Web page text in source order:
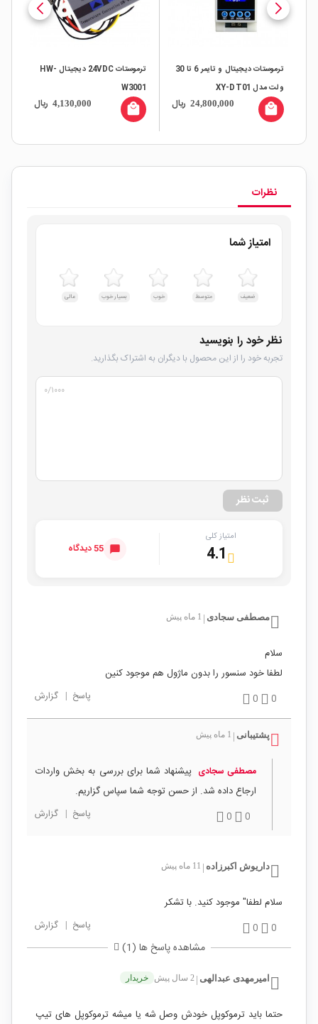
ترموستات دیجیتال و تایمر 6 تا 30
ولت مدل XY-DT01
24,800,000 ریال local_mall
ترموستات 24VDC دیجیتال HW-
W3001
4,130,000 ریال local_mall
نظرات
امتیاز شما
ضعیف متوسط خوب بسیار خوب عالی
نظر خود را بنویسید
تجربه خود را از این محصول با دیگران به اشتراک بگذارید.
۰/۱۰۰۰
ثبت نظر
امتیاز کلی
4.1 55 دیدگاه
مصطفی سجادی 1 ماه پیش
سلام
لطفا خود سنسور را بدون ماژول هم موجود کنین
0
0 پاسخ | گزارش
پشتیبانی 1 ماه پیش
مصطفی سجادی پیشنهاد شما برای بررسی به بخش واردات
ارجاع داده شد. از حسن توجه شما سپاس گزاریم.
0
0 پاسخ | گزارش
داریوش اکبرزاده 11 ماه پیش
سلام لطفا" موجود کنید. با تشکر
0
0 پاسخ | گزارش
مشاهده پاسخ ها (1)
امیرمهدی عبدالهی 2 سال پیش خریدار
حتما باید ترموکوپل خودش وصل شه یا میشه ترموکوپل های تیپ